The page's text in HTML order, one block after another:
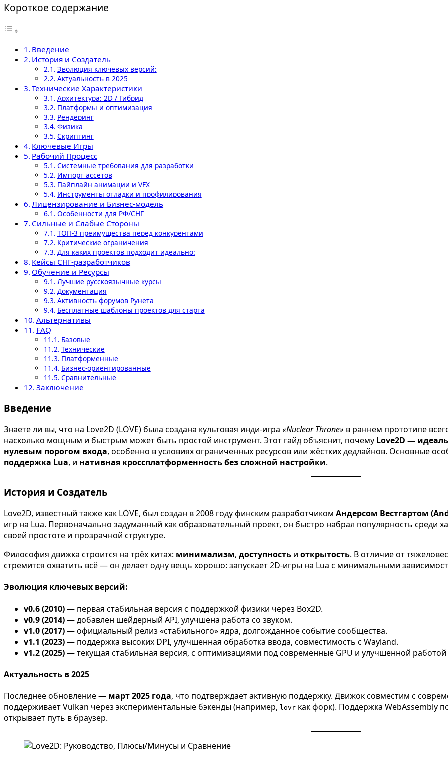
Короткое содержание
Введение
История и Создатель
Эволюция ключевых версий:
Актуальность в 2025
Технические Характеристики
Архитектура: 2D / Гибрид
Платформы и оптимизация
Рендеринг
Физика
Скриптинг
Ключевые Игры
Рабочий Процесс
Системные требования для разработки
Импорт ассетов
Пайплайн анимации и VFX
Инструменты отладки и профилирования
Лицензирование и Бизнес-модель
Особенности для РФ/СНГ
Сильные и Слабые Стороны
ТОП-3 преимущества перед конкурентами
Критические ограничения
Для каких проектов подходит идеально:
Кейсы СНГ-разработчиков
Обучение и Ресурсы
Лучшие русскоязычные курсы
Документация
Активность форумов Рунета
Бесплатные шаблоны проектов для старта
Альтернативы
FAQ
Базовые
Технические
Платформенные
Бизнес-ориентированные
Сравнительные
Заключение
Введение
Знаете ли вы, что на Love2D (LÖVE) была создана культовая инди-игра «Nuclear Throne» в раннем прототипе
насколько мощным и быстрым может быть простой инструмент. Этот гайд объяснит, почему Love2D —
нулевым порогом входа, особенно в условиях ограниченных ресурсов или жёстких дедлайнов. Основные
поддержка Lua, и нативная кроссплатформенность без сложной настройки.
История и Создатель
Love2D, известный также как LÖVE, был создан в 2008 году финским разработчиком Андерсом Вестгартом
игр на Lua. Первоначально задуманный как образовательный проект, он быстро набрал популярность среди
своей простоте и прозрачной структуре.
Философия движка строится на трёх китах: минимализм, доступность и открытость. В отличие от
стремится охватить всё — он делает одну вещь хорошо: запускает 2D-игры на Lua с минимальными
Эволюция ключевых версий:
v0.6 (2010)— первая стабильная версия с поддержкой физики через Box2D.
v0.9 (2014)— добавлен шейдерный API, улучшена работа со звуком.
v1.0 (2017)— официальный релиз «стабильного» ядра, долгожданное событие сообщества.
v1.1 (2023)— поддержка высоких DPI, улучшенная обработка ввода, совместимость с Wayland.
v1.2 (2025)— текущая стабильная версия, с оптимизациями под современные GPU и улучшенной
Актуальность в 2025
Последнее обновление — март 2025 года, что подтверждает активную поддержку. Движок совместим с
поддерживает Vulkan через экспериментальные бэкенды (например, lovr как форк). Поддержка WebAssembly
открывает путь в браузер.